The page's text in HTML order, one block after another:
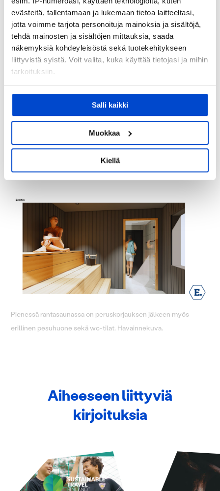
evästeitä, tallentamaan ja lukemaan tietoa laitteeltasi,
jotta voimme tarjota personoituja mainoksia ja sisältöjä,
tehdä mainosten ja sisältöjen mittauksia, saada
näkemyksiä kohdeyleisöstä sekä tuotekehitykseen
liittyvistä syistä. Voit valita, kuka käyttää tietojasi ja mihin
tarkoituksiin.
Jos sallit, haluamme myös tehdä seuraavia:
Kerätä tietoja maantieteellisestä sijainnistasi,
mahdollisesti muutaman metrin tarkkuudella
Tunnistaa laitteesi skannaamalla sen
ominaispiirteitä aktiivisesti (sormenjäljen
Lue lisää siitä, miten henkilötietojasi käsitellään ja miten
voit määrittää asetuksesitiedot-osiossa. Voit muuttaa
evästeilmoituksessa.
Käytämme evästeitä tarjoamamme sisällön ja mainosten
räätälöimiseen, sosiaalisen median ominaisuuksien
tukemiseen ja kävijämäärämme analysoimiseen. Lisäksi
jaamme sosiaalisen median, mainosalan ja analytiikka-
alan kumppaneillemme tietoja siitä, miten käytät
sivustoamme. Kumppanimme voivat yhdistää näitä
tietoja muihin tietoihin, joita olet antanut heille tai joita on
kerätty, kun olet käyttänyt heidän palvelujaan.
Salli kaikki
Muokkaa
Kiellä
Ulkoa päin kuvattuna saunarakennus näyttää jo lähes valmiilta ja
Pienessä rantasaunassa on peruskorjauksen jälkeen myös
erillinen pesuhuone sekä wc-tilat. Havainnekuva.
Aiheeseen liittyviä
kirjoituksia